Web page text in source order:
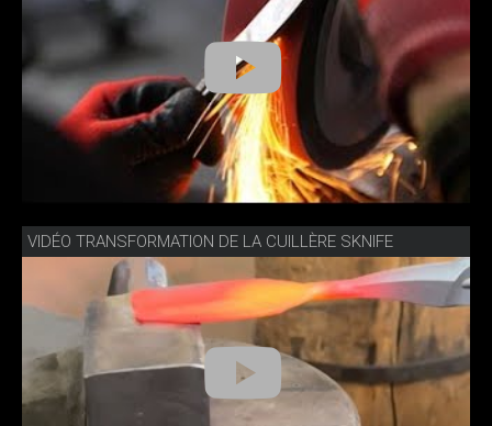
VIDÉO TRANSFORMATION DE LA CUILLÈRE SKNIFE